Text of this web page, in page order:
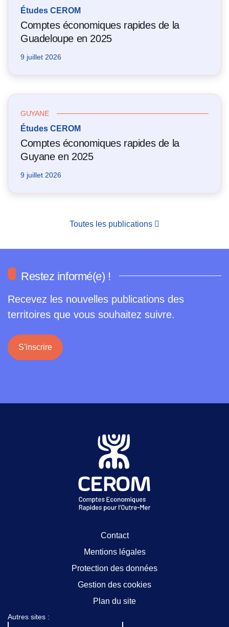
Études CEROM
Comptes économiques rapides de la
Guadeloupe en 2025
9 juillet 2026
GUYANE
Études CEROM
Comptes économiques rapides de la
Guyane en 2025
9 juillet 2026
Toutes les publications
Restez informé(e) !
Recevez les nouvelles publications des
territoires que vous souhaitez suivre.
S'inscrire
Contact
Mentions légales
Protection des données
Gestion des cookies
Plan du site
Autres sites :